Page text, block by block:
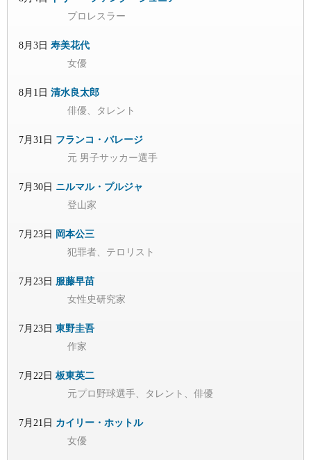
プロレスラー
8月3日 寿美花代
女優
8月1日 清水良太郎
俳優、タレント
7月31日 フランコ・バレージ
元 男子サッカー選手
7月30日 ニルマル・プルジャ
登山家
7月23日 岡本公三
犯罪者、テロリスト
7月23日 服藤早苗
女性史研究家
7月23日 東野圭吾
作家
7月22日 板東英二
元プロ野球選手、タレント、俳優
7月21日 カイリー・ホットル
女優